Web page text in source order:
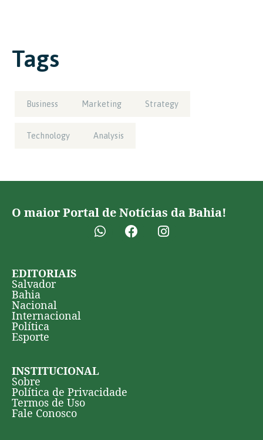
Tags
Business Marketing Strategy
Technology Analysis
O maior Portal de Notícias da Bahia!
EDITORIAIS
Salvador
Bahia
Nacional
Internacional
Política
Esporte
INSTITUCIONAL
Sobre
Política de Privacidade
Termos de Uso
Fale Conosco